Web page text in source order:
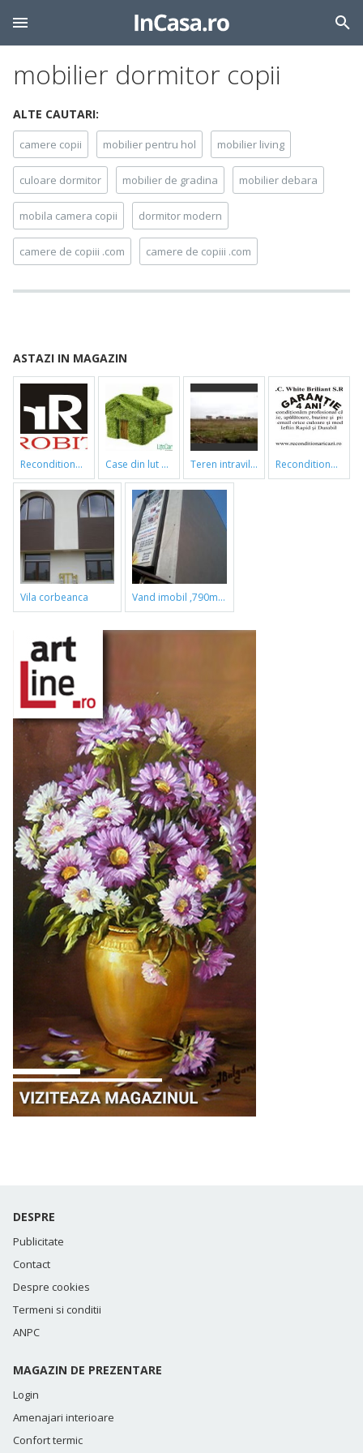
mobilier dormitor copii
ALTE CAUTARI:
camere copii mobilier pentru hol mobilier living
culoare dormitor mobilier de gradina mobilier debara
mobila camera copii dormitor modern
camere de copiii .com camere de copiii .com
ASTAZI IN MAGAZIN
reconditionari cazi de baie case din lut si paie teren intravilan reconditionari cazi de baie
vila corbeanca vand imobil ,790m,piata gorjului,pret negociabil
DESPRE
Publicitate
Contact
Despre cookies
Termeni si conditii
ANPC
MAGAZIN DE PREZENTARE
Login
Amenajari interioare
Confort termic